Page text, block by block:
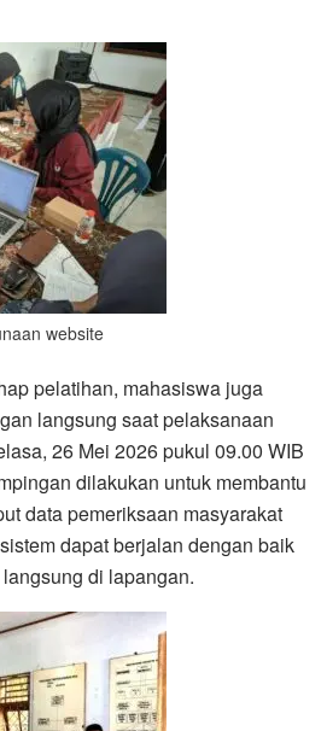
website
pelatihan, mahasiswa juga
langsung saat pelaksanaan
26 Mei 2026 pukul 09.00 WIB
dilakukan untuk membantu
data pemeriksaan masyarakat
dapat berjalan dengan baik
di lapangan.